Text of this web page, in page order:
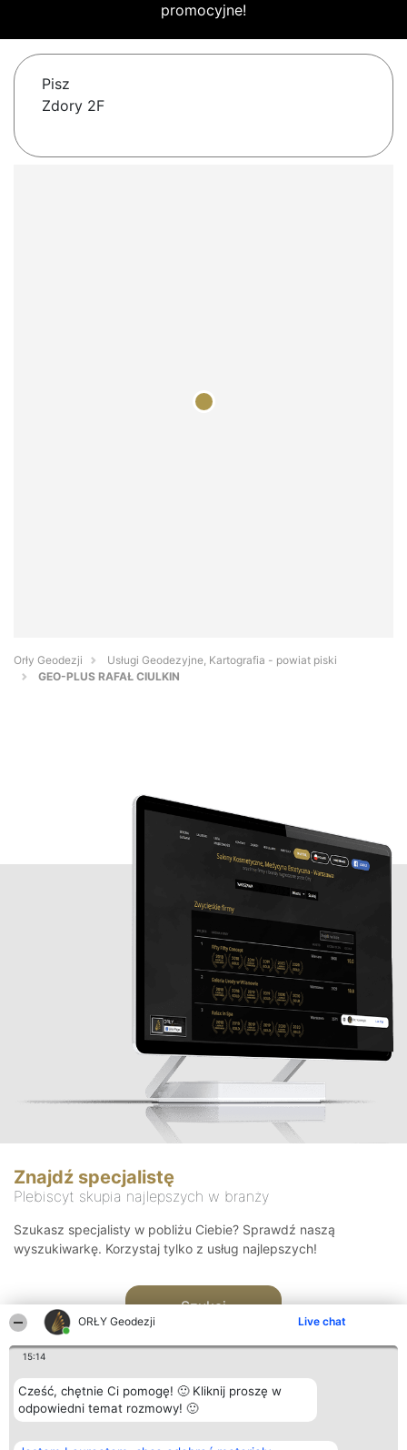
ORŁY Geodezji Live chat
15:14
Cześć, chętnie Ci pomogę! 🙂 Kliknij proszę w
odpowiedni temat rozmowy! 🙂
promocyjne!
Pisz
Zdory 2F
Orły Geodezji
Usługi Geodezyjne, Kartografia - powiat piski
GEO-PLUS RAFAŁ CIULKIN
Znajdź specjalistę
Plebiscyt skupia najlepszych w branży
Szukasz specjalisty w pobliżu Ciebie? Sprawdź naszą
wyszukiwarkę. Korzystaj tylko z usług najlepszych!
Szukaj
Organizator plebiscytu Plebiscyt Kontakt